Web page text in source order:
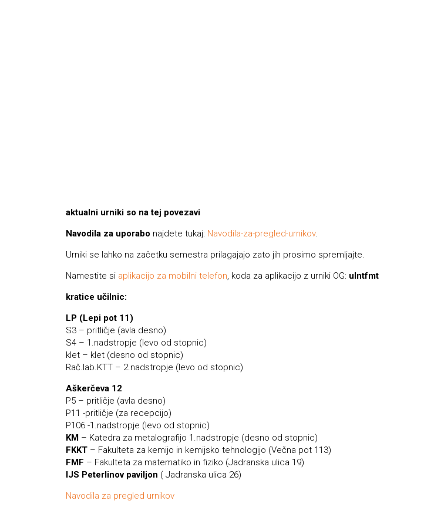
aktualni urniki so natej povezavi
Navodila za uporabo najdete tukaj: Navodila-za-pregled-urnikov.
Urniki se lahko na začetku semestra prilagajajo zato jih prosimo spremljajte.
Namestite si aplikacijo za mobilni telefon, koda za aplikacijo z urniki OG: ulntfmt
kratice učilnic:
LP (Lepi pot 11)
S3 – pritličje (avla desno)
S4 – 1.nadstropje (levo od stopnic)
klet – klet (desno od stopnic)
Rač.lab.KTT – 2.nadstropje (levo od stopnic)
Aškerčeva 12
P5 – pritličje (avla desno)
P11 -pritličje (za recepcijo)
P106 -1.nadstropje (levo od stopnic)
KM – Katedra za metalografijo 1.nadstropje (desno od stopnic)
FKKT – Fakulteta za kemijo in kemijsko tehnologijo (Večna pot 113)
FMF – Fakulteta za matematiko in fiziko (Jadranska ulica 19)
IJS Peterlinov paviljon ( Jadranska ulica 26)
Navodila za pregled urnikov